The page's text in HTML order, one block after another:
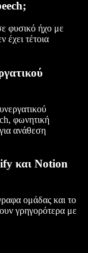
φυσικό ήχο με
τέτοια
φωνητική
για ανάθεση
και Notion
ομάδας και το
γρηγορότερα με